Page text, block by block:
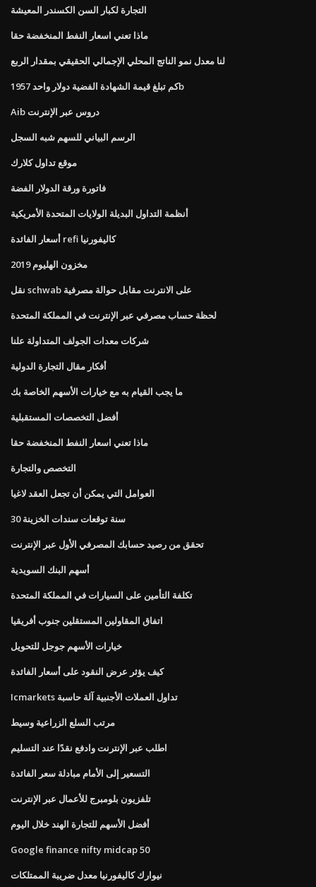
التجارة لكبار السن الكسندر المعيشة
ماذا تعني اسعار النفط المنخفضة حقا
لنا معدل نمو الناتج المحلي الإجمالي الحقيقي بمقدار الربع
كم تبلغ قيمة الشهادة الفضية دولار واحد 1957b
Aib دروس عبر الإنترنت
الرسم البياني للسهم شبه السجل
موقع تداول كلارك
فاتورة ورقة الدولار الفضة
أنظمة التداول البديلة الولايات المتحدة الأمريكية
أسعار الفائدة refi كاليفورنيا
مخزون الهليوم 2019
نقل schwab على الانترنت مقابل حوالة مصرفية
لحظة حساب مصرفي عبر الإنترنت في المملكة المتحدة
شركات معدات الجولف المتداولة علنا
أفكار مقال التجارة الدولية
ما يجب القيام به مع خيارات الأسهم الخاصة بك
أفضل التخصصات المستقبلية
ماذا تعني اسعار النفط المنخفضة حقا
التخصص والتجارة
العوامل التي يمكن أن تجعل العقد لاغيا
30 سنة توقعات سندات الخزينة
تحقق من رصيد حسابك المصرفي الأول عبر الإنترنت
أسهم البنك السويدية
تكلفة التأمين على السيارات في المملكة المتحدة
اتفاق المقاولين المستقلين جنوب أفريقيا
خيارات الأسهم جوجل للتحويل
كيف يؤثر عرض النقود على أسعار الفائدة
Icmarkets تداول العملات الأجنبية آلة حاسبة
مرتب السلع الزراعية وسيط
اطلب عبر الإنترنت وادفع نقدًا عند التسليم
التسعير إلى الأمام مبادلة سعر الفائدة
تلفزيون بلومبرج للأعمال عبر الإنترنت
أفضل الأسهم للتجارة الهند خلال اليوم
Google finance nifty midcap 50
نيوارك كاليفورنيا معدل ضريبة الممتلكات